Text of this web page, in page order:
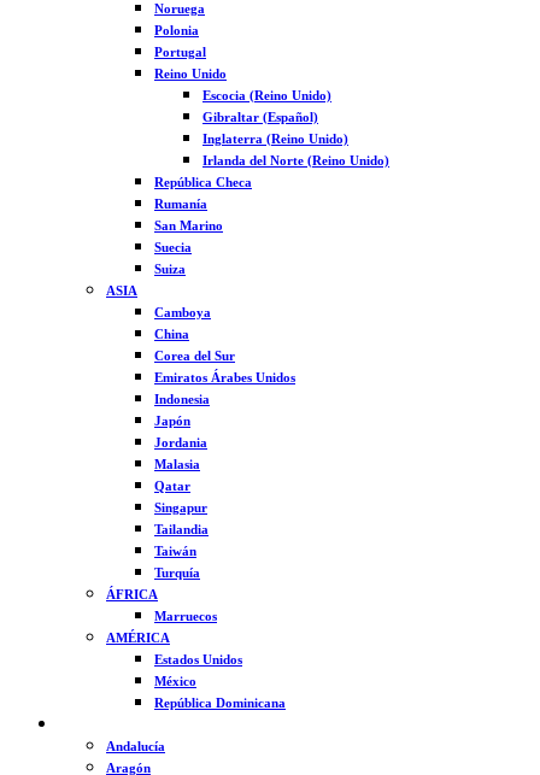
Noruega
Polonia
Portugal
Reino Unido
Escocia (Reino Unido)
Gibraltar (Español)
Inglaterra (Reino Unido)
Irlanda del Norte (Reino Unido)
República Checa
Rumanía
San Marino
Suecia
Suiza
ASIA
Camboya
China
Corea del Sur
Emiratos Árabes Unidos
Indonesia
Japón
Jordania
Malasia
Qatar
Singapur
Tailandia
Taiwán
Turquía
ÁFRICA
Marruecos
AMÉRICA
Estados Unidos
México
República Dominicana
Andalucía
Aragón